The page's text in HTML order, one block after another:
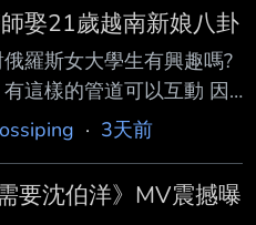
娶21歲越南新娘八卦
羅斯女大學生有興趣嗎?
這樣的管道可以互動 因
的經濟問題 其實有不少
未婚的人 會想娶俄羅斯或
可能要詢問對方的法律
· 3天前
要沈伯洋》MV震撼曝